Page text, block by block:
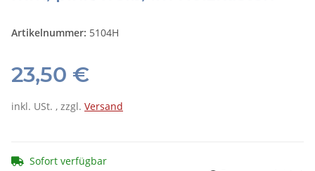
Artikelnummer: 5104H
23,50 €
inkl. USt. , zzgl. Versand
Sofort verfügbar